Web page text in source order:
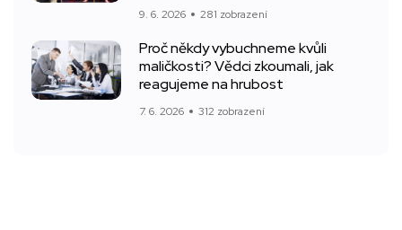
9. 6. 2026 281 zobrazení
Proč někdy vybuchneme kvůli
maličkosti? Vědci zkoumali, jak
reagujeme na hrubost
7. 6. 2026 312 zobrazení